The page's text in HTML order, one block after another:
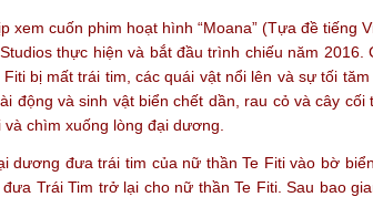
xem cuốn phim hoạt hình “Moana” (Tựa đề
thực hiện và bắt đầu trình chiếu năm
bị mất trái tim, các quái vật nổi lên và sự tối
động và sinh vật biển chết dần, rau cỏ và cây
chìm xuống lòng đại dương.
dương đưa trái tim của nữ thần Te Fiti vào bờ
Trái Tim trở lại cho nữ thần Te Fiti. Sau bao